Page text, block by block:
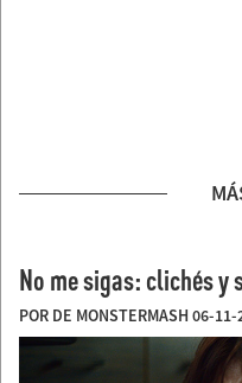
No me sigas: clichés
POR DE MONSTERMASH 06-